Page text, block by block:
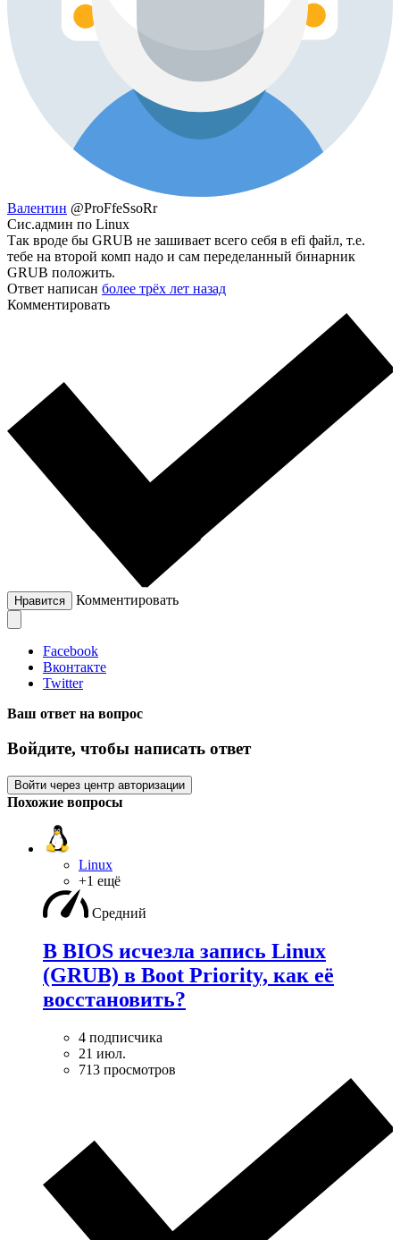
Валентин @ProFfeSsoRr
Сис.админ по Linux
Так вроде бы GRUB не зашивает всего себя в efi файл, т.е.
тебе на второй комп надо и сам переделанный бинарник
GRUB положить.
Ответ написан более трёх лет назад
Комментировать
Нравится Комментировать
Facebook
Вконтакте
Twitter
Ваш ответ на вопрос
Войдите, чтобы написать ответ
Войти через центр авторизации
Похожие вопросы
Linux
+1 ещё
Средний
В BIOS исчезла запись Linux
(GRUB) в Boot Priority, как её
восстановить?
4 подписчика
21 июл.
713 просмотров